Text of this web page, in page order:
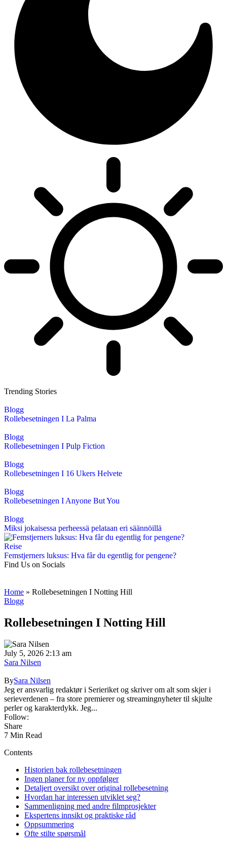
Trending Stories
Blogg
Rollebesetningen I La Palma
Blogg
Rollebesetningen I Pulp Fiction
Blogg
Rollebesetningen I 16 Ukers Helvete
Blogg
Rollebesetningen I Anyone But You
Blogg
Miksi jokaisessa perheessä pelataan eri säännöillä
Reise
Femstjerners luksus: Hva får du egentlig for pengene?
Find Us on Socials
Home » Rollebesetningen I Notting Hill
Blogg
Rollebesetningen I Notting Hill
July 5, 2026 2:13 am
Sara Nilsen
BySara Nilsen
Jeg er ansvarlig redaktør i Serieriket og skriver om alt som skjer i
serieverdenen – fra store premierer og streamingnyheter til skjulte
perler og karakterdykk. Jeg...
Follow:
Share
7 Min Read
Contents
Historien bak rollebesetningen
Ingen planer for ny oppfølger
Detaljert oversikt over original rollebesetning
Hvordan har interessen utviklet seg?
Sammenligning med andre filmprosjekter
Ekspertens innsikt og praktiske råd
Oppsummering
Ofte stilte spørsmål